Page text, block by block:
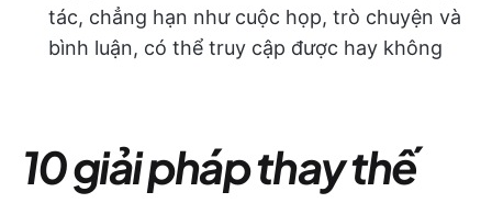
tác, chẳng hạn như cuộc họp, trò chuyện và
bình luận, có thể truy cập được hay không
10 giải pháp thay thế